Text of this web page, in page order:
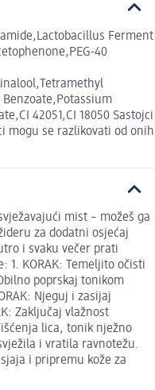
Ferment
40
42051,CI 18050 Sastojci
mogu se razlikovati od onih
mist – možeš ga
za dodatni osjećaj
i svaku večer prati
1. KORAK: Temeljito očisti
poprskaj tonikom
Njeguj i zasijaj
Zaključaj vlažnost
lica, tonik nježno
i vratila ravnotežu.
i pripremu kože za